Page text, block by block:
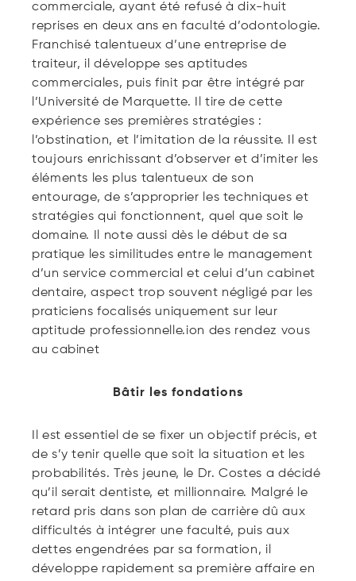
commerciale, ayant été refusé à dix-huit
reprises en deux ans en faculté d’odontologie.
Franchisé talentueux d’une entreprise de
traiteur, il développe ses aptitudes
commerciales, puis finit par être intégré par
l’Université de Marquette. Il tire de cette
expérience ses premières stratégies :
l’obstination, et l’imitation de la réussite. Il est
toujours enrichissant d’observer et d’imiter les
éléments les plus talentueux de son
entourage, de s’approprier les techniques et
stratégies qui fonctionnent, quel que soit le
domaine. Il note aussi dès le début de sa
pratique les similitudes entre le management
d’un service commercial et celui d’un cabinet
dentaire, aspect trop souvent négligé par les
praticiens focalisés uniquement sur leur
aptitude professionnelle.ion des rendez vous
au cabinet
Bâtir les fondations
Il est essentiel de se fixer un objectif précis, et
de s’y tenir quelle que soit la situation et les
probabilités. Très jeune, le Dr. Costes a décidé
qu’il serait dentiste, et millionnaire. Malgré le
retard pris dans son plan de carrière dû aux
difficultés à intégrer une faculté, puis aux
dettes engendrées par sa formation, il
développe rapidement sa première affaire en